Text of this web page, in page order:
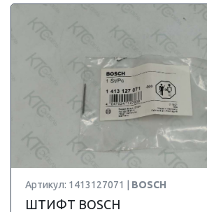
Артикул: 1413127071 | BOSCH
ШТИФТ BOSCH